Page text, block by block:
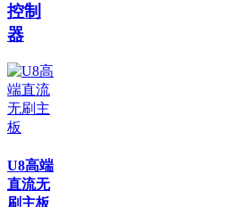
控制
器
U8高端
直流无
刷主板